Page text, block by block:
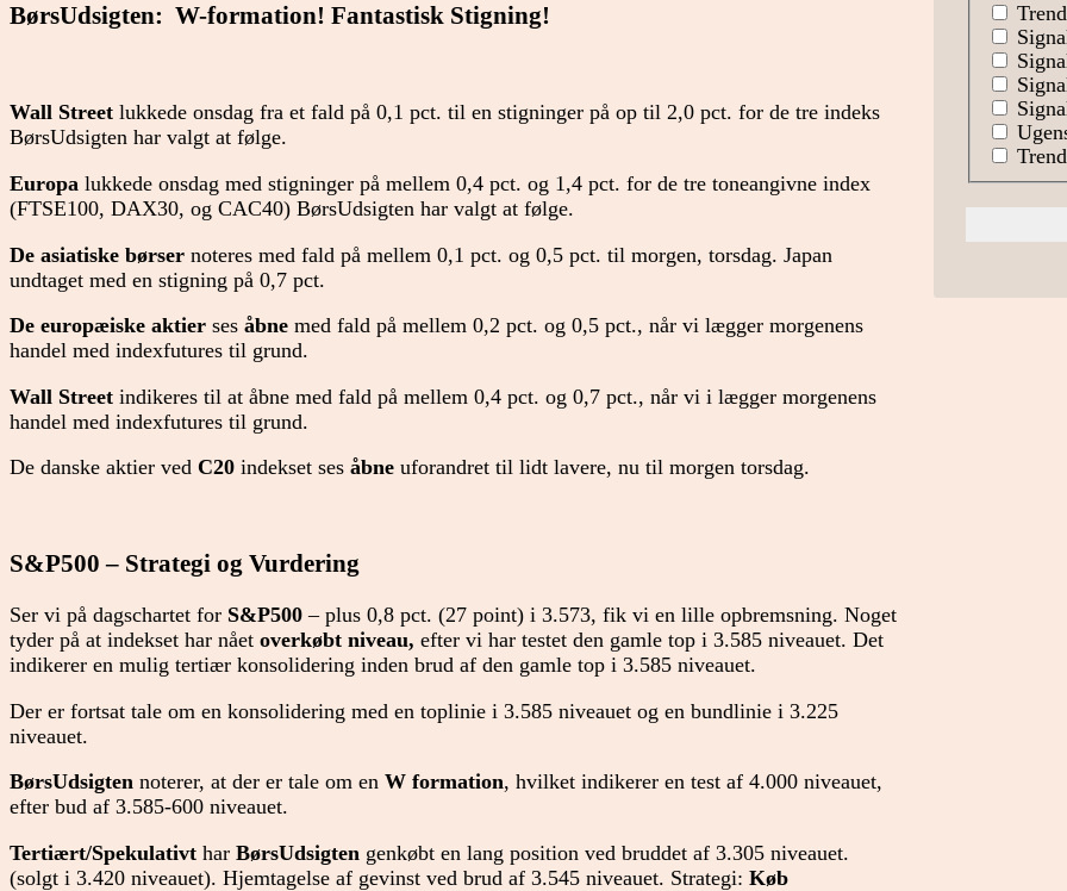
BørsUdsigten: W-formation! Fantastisk Stigning!
Wall Street lukkede onsdag fra et fald på 0,1 pct. til en stigninger på op til 2,0 pct. for de tre indeks
BørsUdsigten har valgt at følge.
Europa lukkede onsdag med stigninger på mellem 0,4 pct. og 1,4 pct. for de tre toneangivne index
(FTSE100, DAX30, og CAC40) BørsUdsigten har valgt at følge.
De asiatiske børser noteres med fald på mellem 0,1 pct. og 0,5 pct. til morgen, torsdag. Japan
undtaget med en stigning på 0,7 pct.
De europæiske aktier ses åbne med fald på mellem 0,2 pct. og 0,5 pct., når vi lægger morgenens
handel med indexfutures til grund.
Wall Street indikeres til at åbne med fald på mellem 0,4 pct. og 0,7 pct., når vi i lægger morgenens
handel med indexfutures til grund.
De danske aktier ved C20 indekset ses åbne uforandret til lidt lavere, nu til morgen torsdag.
S&P500 – Strategi og Vurdering
Ser vi på dagschartet for S&P500 – plus 0,8 pct. (27 point) i 3.573, fik vi en lille opbremsning. Noget
tyder på at indekset har nået overkøbt niveau, efter vi har testet den gamle top i 3.585 niveauet. Det
indikerer en mulig tertiær konsolidering inden brud af den gamle top i 3.585 niveauet.
Der er fortsat tale om en konsolidering med en toplinie i 3.585 niveauet og en bundlinie i 3.225
niveauet.
BørsUdsigten noterer, at der er tale om en W formation, hvilket indikerer en test af 4.000 niveauet,
efter bud af 3.585-600 niveauet.
Tertiært/Spekulativt har BørsUdsigten genkøbt en lang position ved bruddet af 3.305 niveauet.
(solgt i 3.420 niveauet). Hjemtagelse af gevinst ved brud af 3.545 niveauet. Strategi: Køb